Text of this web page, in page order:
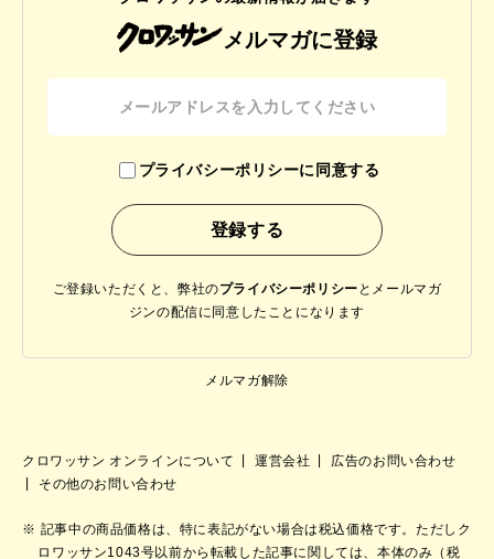
メルマガに登録
プライバシーポリシーに同意する
ご登録いただくと、弊社のプライバシーポリシー と メールマガ
ジンの配信に同意したことになります
メルマガ解除
クロワッサン オンラインについて 運営会社
広告のお問い合わせ
その他のお問い合わせ
記事中の商品価格は、特に表記がない場合は税込価格です。ただしク
ロワッサン1043号以前から転載した記事に関しては、本体のみ（税